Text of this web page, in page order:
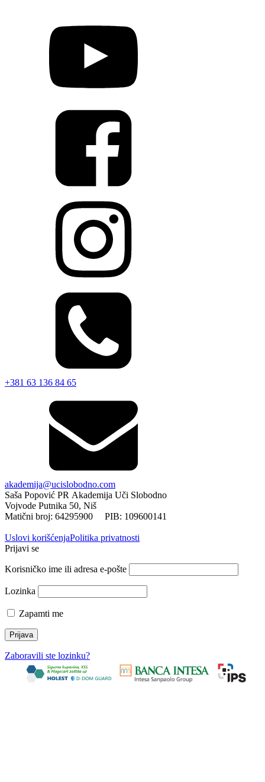
+381 63 136 84 65
akademija@ucislobodno.com
Saša Popović PR Akademija Uči Slobodno
Vojvode Putnika 50, Niš
Matični broj: 64295900 PIB: 109600141
Uslovi korišćenjaPolitika privatnosti
Prijavi se
Korisničko ime ili adresa e-pošte
Lozinka
Zapamti me
Zaboravili ste lozinku?